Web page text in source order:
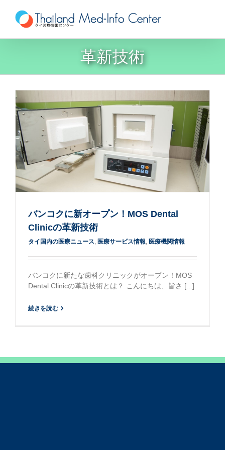
content
革新技術
バンコクに新オープン！MOS Dental
Clinicの革新技術
タイ国内の医療ニュース 医療サービス情報 医療機関情報
バンコクに新たな歯科クリニックがオープン！MOS
Dental Clinicの革新技術とは？ こんにちは、皆さ [...]
続きを読む